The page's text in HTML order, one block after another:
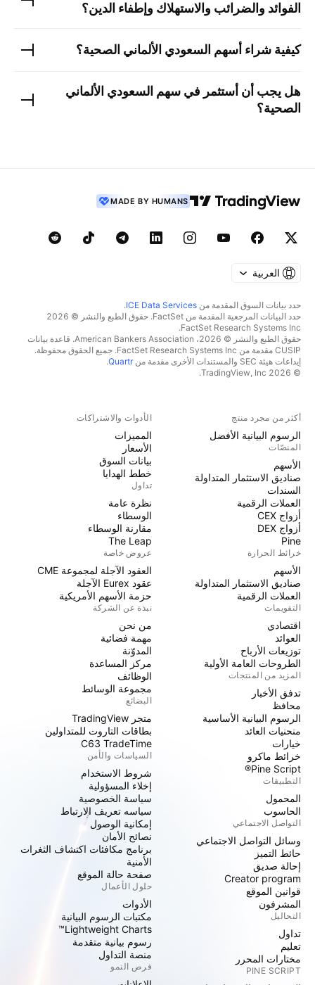
الفوائد والضرائب والاستهلاك وإطفاء الدين؟
كيفية شراء أسهم السعودي الألماني الصحية؟
هل يجب أن أستثمر في سهم السعودي الألماني
الصحية؟
MADE BY HUMANS
العربية
حدد بيانات السوق المقدمة من ICE Data Services
.
حدد البيانات المرجعية المقدمة من FactSet. حقوق الطبع والنشر © 2026
FactSet Research Systems Inc.
حقوق الطبع والنشر © 2026، American Bankers Association. قاعدة بيانات
CUSIP مقدمة من FactSet Research Systems Inc. جميع الحقوق محفوظة.
إيداعات هيئة SEC والمستندات الأخرى مقدمة من
Quartr
.
© 2026 TradingView, Inc.
أكثر من مجرد منتج
الرسوم البيانية الأفضل
المنصّات
الأسهم
صناديق الاستثمار المتداولة
السندات
العملات الرقمية
أزواج CEX
أزواج DEX
Pine
خرائط الحرارة
الأسهم
صناديق الاستثمار المتداولة
العملات الرقمية
التقويمات
اقتصادي
العوائد
توزيعات الأرباح
الطروحات العامة الأولية
المزيد من المنتجات
تدفق الأخبار
محافظ
الرسوم البيانية الأساسية
منحنيات العائد
خيارات
خرائط ماكرو
Pine Script®
التطبيقات
المحمول
الحاسوب
التواصل الاجتماعي
وسائل التواصل الاجتماعي
حائط التميز
إحالة صديق
Creator program
قوانين الموقع
المشرفون
التحاليل
تداول
تعليم
مختارات المحرر
PINE SCRIPT
الأدوات والاشتراكات
المميزات
الأسعار
بيانات السوق
خطط الهدايا
تداول
نظرة عامة
الوسطاء
مقارنة الوسطاء
The Leap
عروض خاصة
العقود الآجلة لمجموعة CME
عقود Eurex الآجلة
حزمة الأسهم الأمريكية
نبذة عن الشركة
من نحن
مهمة فضائية
المدوّنة
مركز المساعدة
الوظائف
مجموعة الوسائط
البضائع
متجر TradingView
بطاقات التاروت للمتداولين
C63 TradeTime
السياسات والأمن
شروط الاستخدام
إخلاء المسؤولية
سياسة الخصوصية
سياسه تعريف الارتباط
إمكانية الوصول
نصائح الأمان
برنامج مكافئات اكتشاف الثغرات
الأمنية
صفحة حالة الموقع
حلول الأعمال
الأدوات
مكتبات الرسوم البيانية
Lightweight Charts™
رسوم بيانية متقدمة
منصة التداول
فرص النمو